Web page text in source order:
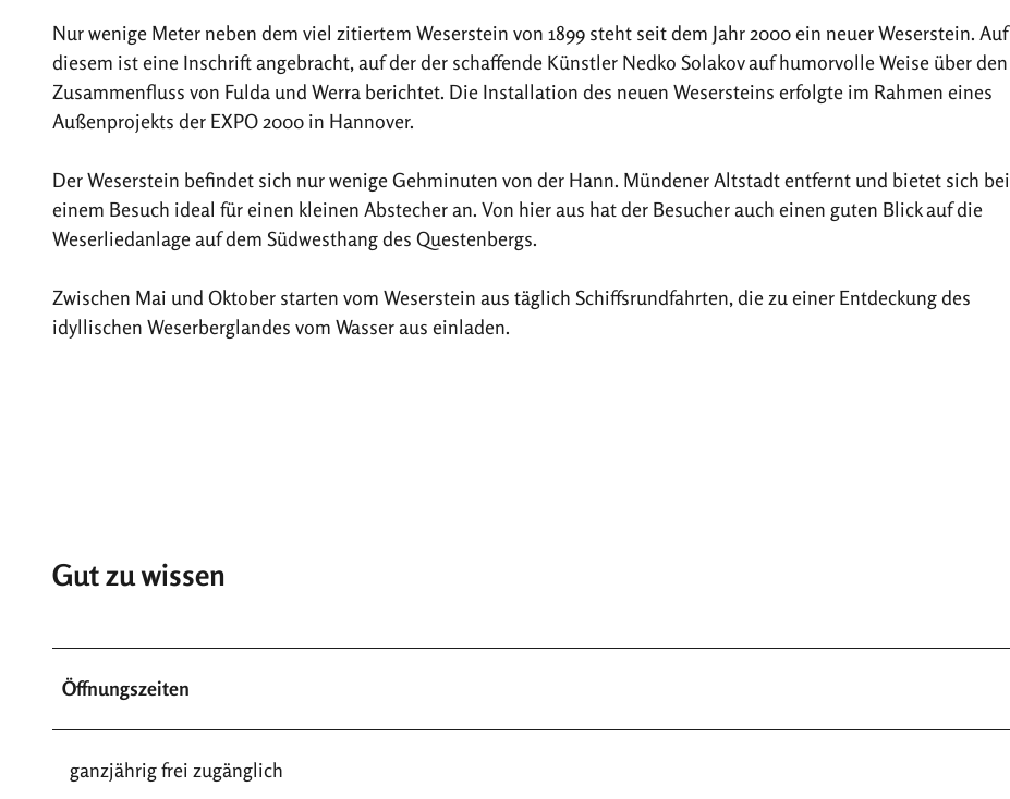
Nur wenige Meter neben dem viel zitiertem Weserstein von 1899 steht seit dem Jahr 2000 ein neuer Weserstein. Auf
diesem ist eine Inschrift angebracht, auf der der schaffende Künstler Nedko Solakov auf humorvolle Weise über den
Zusammenfluss von Fulda und Werra berichtet. Die Installation des neuen Wesersteins erfolgte im Rahmen eines
Außenprojekts der EXPO 2000 in Hannover.
Der Weserstein befindet sich nur wenige Gehminuten von der Hann. Mündener Altstadt entfernt und bietet sich bei
einem Besuch ideal für einen kleinen Abstecher an. Von hier aus hat der Besucher auch einen guten Blick auf die
Weserliedanlage auf dem Südwesthang des Questenbergs.
Zwischen Mai und Oktober starten vom Weserstein aus täglich Schiffsrundfahrten, die zu einer Entdeckung des
idyllischen Weserberglandes vom Wasser aus einladen.
Gut zu wissen
Öffnungszeiten
ganzjährig frei zugänglich